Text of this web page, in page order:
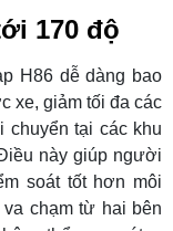
170 độ
H86 dễ dàng bao
xe, giảm tối đa các
chuyển tại các khu
này giúp người
soát tốt hơn môi
chạm từ hai bên